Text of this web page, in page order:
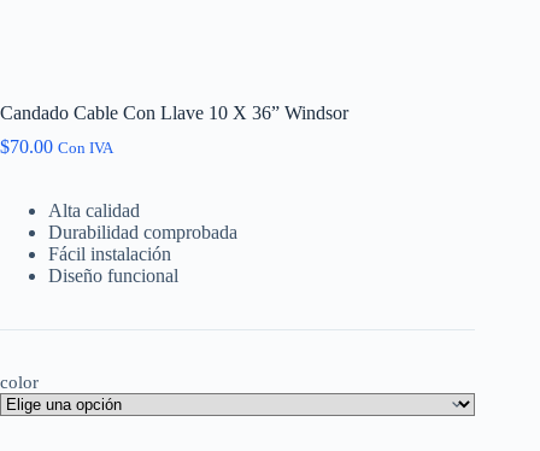
Candado Cable Con Llave 10 X 36” Windsor
$70.00 Con IVA
Alta calidad
Durabilidad comprobada
Fácil instalación
Diseño funcional
color